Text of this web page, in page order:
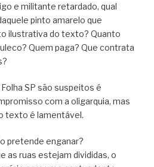
e militante retardado, qual
pinto amarelo que
ilustrativa do texto? Quanto
Quem paga? Que contrata
SP são suspeitos é
com a oligarquia, mas
texto é lamentável.
pretende enganar?
as ruas estejam divididas, o